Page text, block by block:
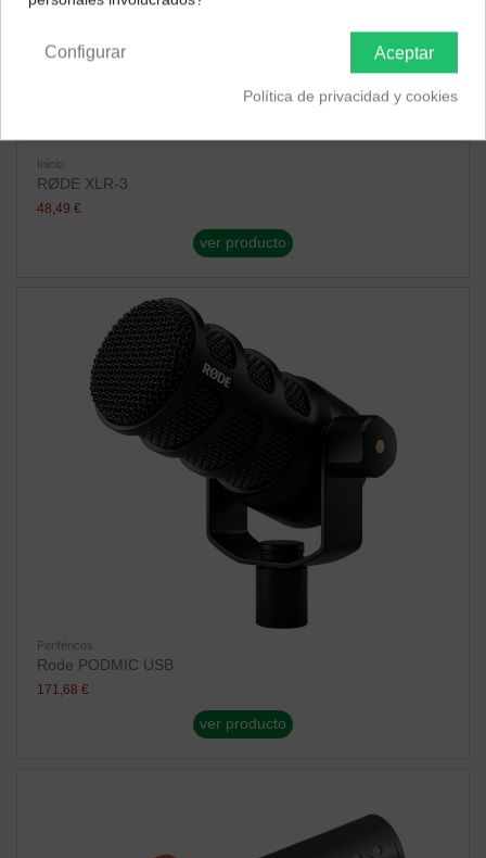
Inicio
RØDE XLR-3
48,49 €
ver producto
Periféricos
Rode PODMIC USB
171,68 €
ver producto
Aceptar
Configurar
Política de privacidad y cookies